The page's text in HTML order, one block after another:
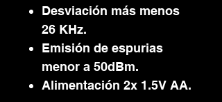
Desviación más menos
26 KHz.
Emisión de espurias
menor a 50dBm.
Alimentación 2x 1.5V AA.